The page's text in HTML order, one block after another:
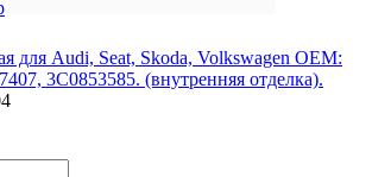
для Audi, Seat, Skoda, Volkswagen ОЕМ:
3C0853585. (внутренняя отделка).